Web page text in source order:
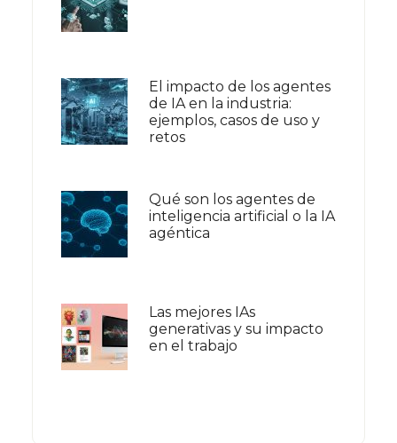
El impacto de los agentes
de IA en la industria:
ejemplos, casos de uso y
retos
Qué son los agentes de
inteligencia artificial o la IA
agéntica
Las mejores IAs
generativas y su impacto
en el trabajo